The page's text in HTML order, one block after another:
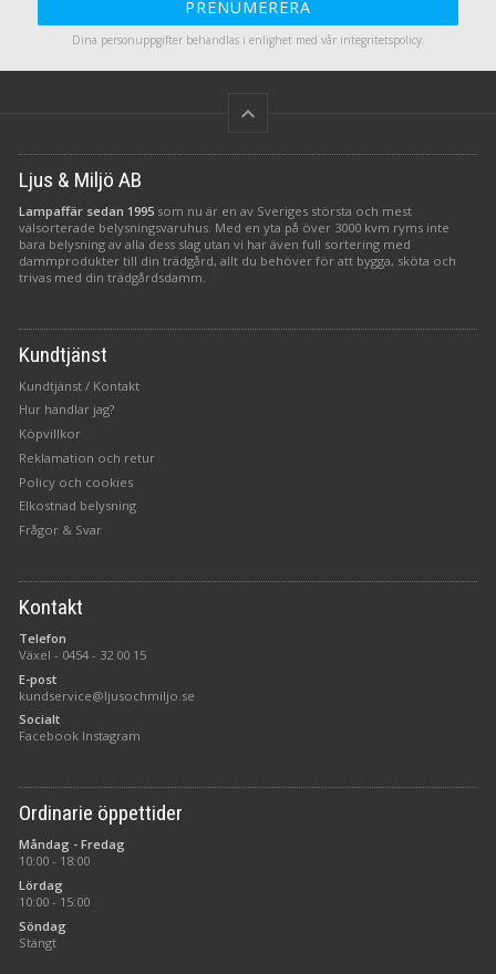
PRENUMERERA
Dina personuppgifter behandlas i enlighet med vår integritetspolicy.
keyboard_arrow_up
Ljus & Miljö AB
Lampaffär sedan 1995 som nu är en av Sveriges största och mest
välsorterade belysningsvaruhus. Med en yta på över 3000 kvm ryms inte
bara belysning av alla dess slag utan vi har även full sortering med
dammprodukter till din trädgård, allt du behöver för att bygga, sköta och
trivas med din trädgårdsdamm.
Kundtjänst
Kundtjänst / Kontakt
Hur handlar jag?
Köpvillkor
Reklamation och retur
Policy och cookies
Elkostnad belysning
Frågor & Svar
Kontakt
Telefon
Växel - 0454 - 32 00 15
E-post
kundservice@ljusochmiljo.se
Socialt
Facebook Instagram
Ordinarie öppettider
Måndag - Fredag
10:00 - 18:00
Lördag
10:00 - 15:00
Söndag
Stängt